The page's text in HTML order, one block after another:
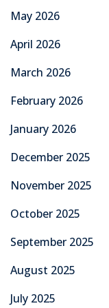
May 2026
April 2026
March 2026
February 2026
January 2026
December 2025
November 2025
October 2025
September 2025
August 2025
July 2025